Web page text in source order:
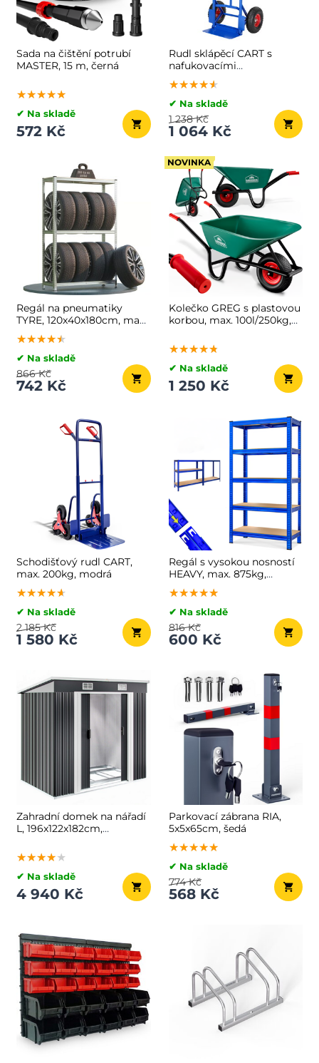
Sada na čištění potrubí
MASTER, 15 m, černá
★★★★★
★★★★★
★★★★★
✔ Na skladě
572 Kč
Rudl sklápěcí CART s
nafukovacími
pneumatikami, max.
200kg, modrá
★★★★★
★★★★★
★★★★★
✔ Na skladě
1 064 Kč
1 238 Kč
Regál na pneumatiky
TYRE, 120x40x180cm, max.
795kg, stříbrná/světle
hnědá
★★★★★
★★★★★
★★★★★
✔ Na skladě
742 Kč
866 Kč
NOVINKA
Kolečko GREG s plastovou
korbou, max. 100l/250kg,
★★★★★
★★★★★
★★★★★
✔ Na skladě
1 250 Kč
Schodišťový rudl CART,
max. 200kg, modrá
★★★★★
★★★★★
★★★★★
✔ Na skladě
1 580 Kč
2 185 Kč
Regál s vysokou nosností
HEAVY, max. 875kg,
90x40x180cm, modrá
★★★★★
★★★★★
★★★★★
✔ Na skladě
600 Kč
816 Kč
Zahradní domek na nářadí
L, 196x122x182cm,
★★★★★
★★★★★
★★★★★
✔ Na skladě
4 940 Kč
Parkovací zábrana RIA,
5x5x65cm, šedá
★★★★★
★★★★★
★★★★★
✔ Na skladě
568 Kč
774 Kč